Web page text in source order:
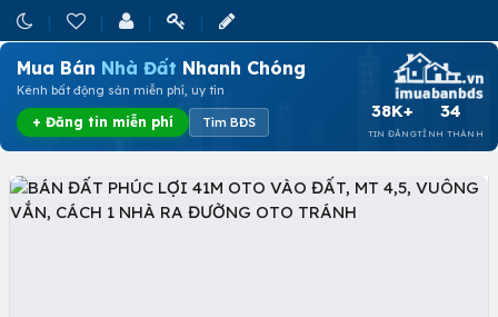
Mua Bán Nhà Đất Nhanh Chóng
Kênh bất động sản miễn phí, uy tín
+ Đăng tin miễn phí Tìm BĐS
38K+
TIN ĐĂNG
34
TỈNH THÀNH